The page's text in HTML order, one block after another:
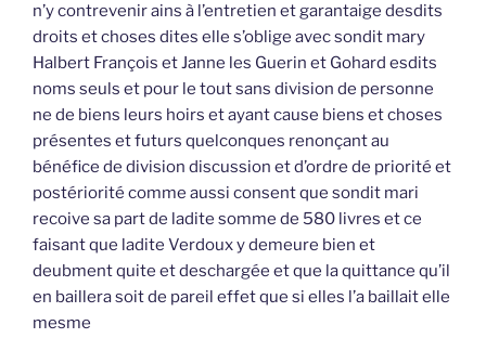
n’y contrevenir ains à l’entretien et garantaige desdits
droits et choses dites elle s’oblige avec sondit mary
Halbert François et Janne les Guerin et Gohard esdits
noms seuls et pour le tout sans division de personne
ne de biens leurs hoirs et ayant cause biens et choses
présentes et futurs quelconques renonçant au
bénéfice de division discussion et d’ordre de priorité et
postériorité comme aussi consent que sondit mari
recoive sa part de ladite somme de 580 livres et ce
faisant que ladite Verdoux y demeure bien et
deubment quite et deschargée et que la quittance qu’il
en baillera soit de pareil effet que si elles l’a baillait elle
mesme